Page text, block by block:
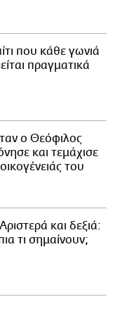
που κάθε γωνιά
πραγματικά
ο Θεόφιλος
και τεμάχισε
του
και δεξιά:
τι σημαίνουν;